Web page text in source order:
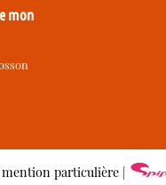
mon
mention particulière |